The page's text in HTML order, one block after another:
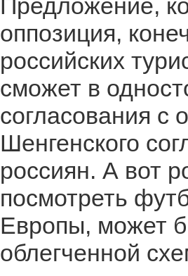
Предложение,
оппозиция,
российских
сможет в
согласования с
Шенгенского
россиян. А вот
посмотреть
Европы, может
облегченной